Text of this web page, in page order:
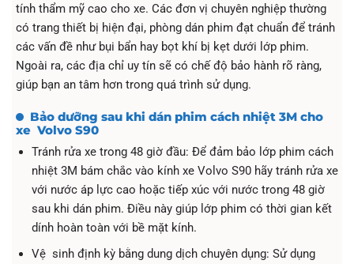
tính thẩm mỹ cao cho xe. Các đơn vị chuyên nghiệp thường
có trang thiết bị hiện đại, phòng dán phim đạt chuẩn để tránh
các vấn đề như bụi bẩn hay bọt khí bị kẹt dưới lớp phim.
Ngoài ra, các địa chỉ uy tín sẽ có chế độ bảo hành rõ ràng,
giúp bạn an tâm hơn trong quá trình sử dụng.
Bảo dưỡng sau khi dán phim cách nhiệt 3M cho
xe Volvo S90
Tránh rửa xe trong 48 giờ đầu: Để đảm bảo lớp phim cách
nhiệt 3M bám chắc vào kính xe Volvo S90 hãy tránh rửa xe
với nước áp lực cao hoặc tiếp xúc với nước trong 48 giờ
sau khi dán phim. Điều này giúp lớp phim có thời gian kết
dính hoàn toàn với bề mặt kính.
Vệ sinh định kỳ bằng dung dịch chuyên dụng: Sử dụng